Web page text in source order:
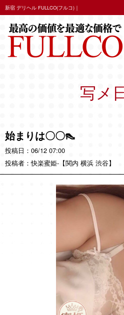
新宿 デリヘル FULLCO(フルコ)｜
写メ
始まりは〇〇👠
06/12 07:00
快楽蜜姫-【関内 横浜 渋谷】